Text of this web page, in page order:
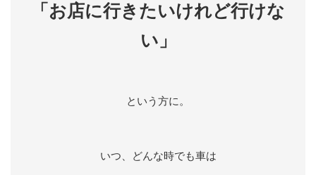
「お店に行きたいけれど行けな
い」
という方に。
いつ、どんな時でも車は